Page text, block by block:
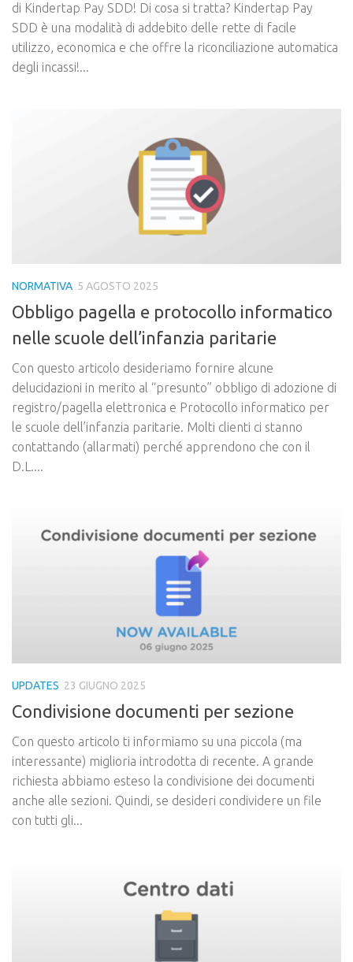
di Kindertap Pay SDD! Di cosa si tratta? Kindertap Pay
SDD è una modalità di addebito delle rette di facile
utilizzo, economica e che offre la riconciliazione automatica
degli incassi!...
NORMATIVA 5 AGOSTO 2025
Obbligo pagella e protocollo informatico
nelle scuole dell’infanzia paritarie
Con questo articolo desideriamo fornire alcune
delucidazioni in merito al “presunto” obbligo di adozione di
registro/pagella elettronica e Protocollo informatico per
le scuole dell’infanzia paritarie. Molti clienti ci stanno
contattando (allarmati) perché apprendono che con il
D.L....
UPDATES 23 GIUGNO 2025
Condivisione documenti per sezione
Con questo articolo ti informiamo su una piccola (ma
interessante) miglioria introdotta di recente. A grande
richiesta abbiamo esteso la condivisione dei documenti
anche alle sezioni. Quindi, se desideri condividere un file
con tutti gli...